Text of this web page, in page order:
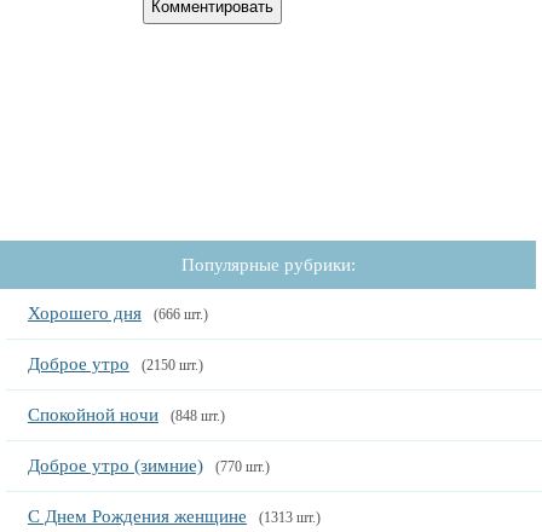
Популярные рубрики:
Хорошего дня (666 шт.)
Доброе утро (2150 шт.)
Спокойной ночи (848 шт.)
Доброе утро (зимние) (770 шт.)
С Днем Рождения женщине (1313 шт.)